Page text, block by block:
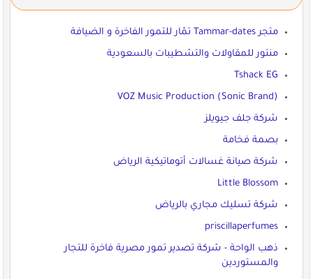
متجر Tammar-dates تمّار للتمور الفاخرة و الضيافة
منتور للمقاولات والتشطيبات بالسعودية
Tshack EG
VOZ Music Production (Sonic Brand)
شركة جلف جيويلز
بصمة فخامة
شركة صيانة غسالات أتوماتيكية الرياض
Little Blossom
شركة تسليك مجاري بالرياض
priscillaperfumes
ذهب الواحة - شركة تصدير تمور مصرية فاخرة للتجار
والمستوردين